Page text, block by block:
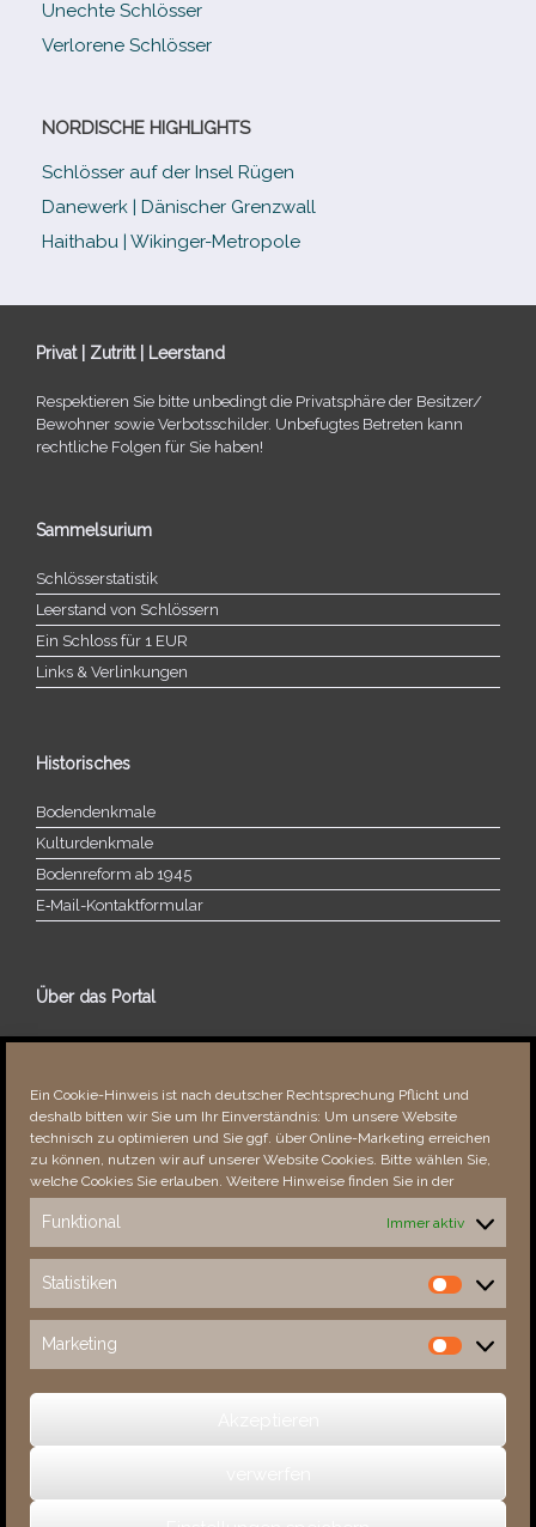
Ein Cookie-Hinweis ist nach deutscher Rechtsprechung Pflicht und
deshalb bitten wir Sie um Ihr Einverständnis: Um unsere Website
technisch zu optimieren und Sie ggf. über Online-Marketing erreichen
zu können, nutzen wir auf unserer Website Cookies. Bitte wählen Sie,
welche Cookies Sie erlauben. Weitere Hinweise finden Sie in der
Funktional Immer aktiv
Statistiken
Statistiken
Marketing
Marketing
Unechte Schlösser
Verlorene Schlösser
NORDISCHE HIGHLIGHTS
Schlösser auf der Insel Rügen
Danewerk | Dänischer Grenzwall
Haithabu | Wikinger-Metropole
Privat | Zutritt | Leerstand
Respektieren Sie bitte unbe­dingt die Privatsphäre der Besitzer/​
Bewohner sowie Verbotsschilder. Unbefugtes Betreten kann
recht­li­che Folgen für Sie haben!
Sammelsurium
Schlösserstatistik
Leerstand von Schlössern
Ein Schloss für 1 EUR
Links & Verlinkungen
Historisches
Bodendenkmale
Kulturdenkmale
Bodenreform ab 1945
E‑Mail-​​Kontaktformular
Über das Portal
Über dieses Portal
Fehler bemerkt?
Besucher seit 08/​2021
This Week
36152